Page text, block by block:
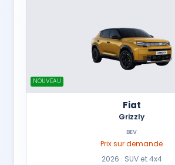
NOUVEAU
Fiat
Grizzly
BEV
Prix sur demande
2026 · SUV et 4x4